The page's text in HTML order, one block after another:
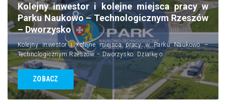
Kolejny inwestor i kolejne miejsca pracy w
Parku Naukowo – Technologicznym Rzeszów
– Dworzysko
Kolejny inwestor i kolejne miejsca pracy w Parku Naukowo –
Technologicznym Rzeszów – Dworzysko. Działkę o…
ZOBACZ